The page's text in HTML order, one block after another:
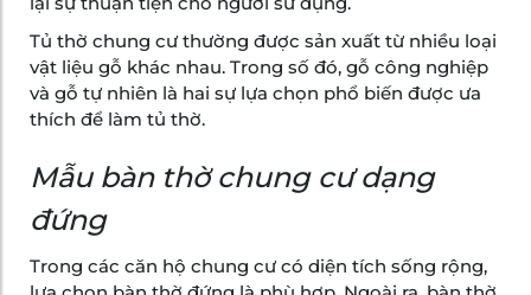
Tủ thờ chung cư thường được sản xuất từ nhiều loại
vật liệu gỗ khác nhau. Trong số đó, gỗ công nghiệp
và gỗ tự nhiên là hai sự lựa chọn phổ biến được ưa
thích để làm tủ thờ.
Mẫu bàn thờ chung cư dạng
đứng
Trong các căn hộ chung cư có diện tích sống rộng,